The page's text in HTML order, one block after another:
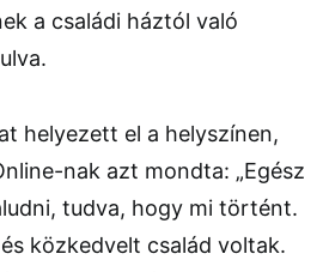
a családi háztól való
helyezett el a helyszínen,
nak azt mondta: „Egész
tudva, hogy mi történt.
közkedvelt család voltak.